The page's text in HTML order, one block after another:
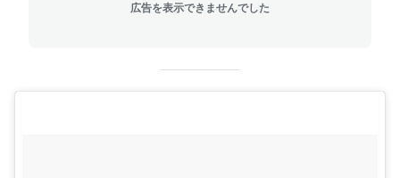
広告を表示できませんでした